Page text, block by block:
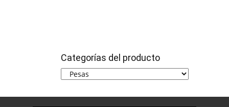
Categorías del producto